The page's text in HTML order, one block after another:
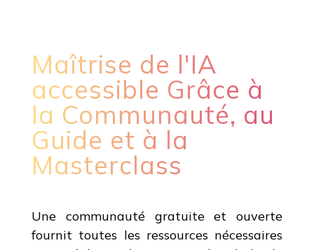
Maîtrise de l'IA
accessible Grâce à
la Communauté, au
Guide et à la
Masterclass
Une communauté gratuite et ouverte
fournit toutes les ressources nécessaires